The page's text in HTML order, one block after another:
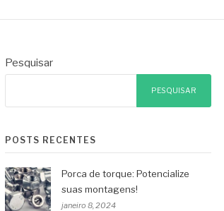
Pesquisar
PESQUISAR
POSTS RECENTES
Porca de torque: Potencialize
suas montagens!
janeiro 8, 2024